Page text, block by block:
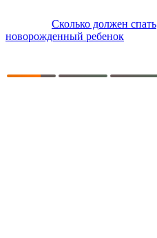
Сколько должен спать
новорожденный ребенок